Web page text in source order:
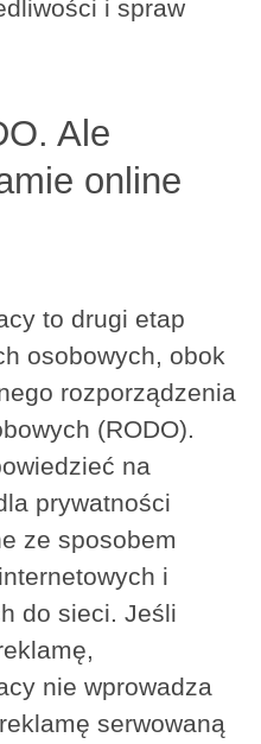
i spraw
Ale
online
to drugi etap
osobowych, obok
rozporządzenia
(RODO).
na
prywatności
ze sposobem
i
do sieci. Jeśli
nie wprowadza
serwowaną